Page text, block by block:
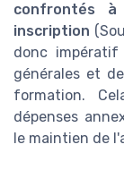
confrontés
inscription
donc
générales et
formation.
dépenses
le maintien de